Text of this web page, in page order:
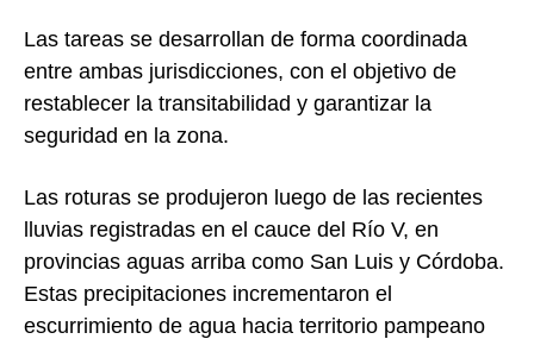
Las tareas se desarrollan de forma coordinada
entre ambas jurisdicciones, con el objetivo de
restablecer la transitabilidad y garantizar la
seguridad en la zona.
Las roturas se produjeron luego de las recientes
lluvias registradas en el cauce del Río V, en
provincias aguas arriba como San Luis y Córdoba.
Estas precipitaciones incrementaron el
escurrimiento de agua hacia territorio pampeano